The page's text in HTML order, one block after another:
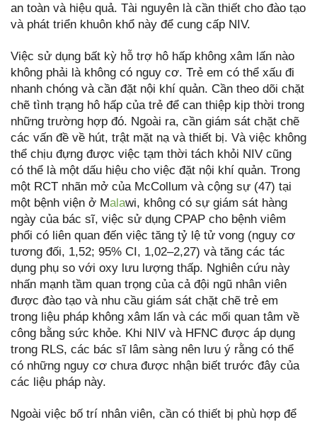
an toàn và hiệu quả. Tài nguyên là cần thiết cho đào tạo
và phát triển khuôn khổ này để cung cấp NIV.
Việc sử dụng bất kỳ hỗ trợ hô hấp không xâm lấn nào
không phải là không có nguy cơ. Trẻ em có thể xấu đi
nhanh chóng và cần đặt nội khí quản. Cần theo dõi chặt
chẽ tình trạng hô hấp của trẻ để can thiệp kịp thời trong
những trường hợp đó. Ngoài ra, cần giám sát chặt chẽ
các vấn đề về hút, trật mặt nạ và thiết bị. Và việc không
thể chịu đựng được việc tạm thời tách khỏi NIV cũng
có thể là một dấu hiệu cho việc đặt nội khí quản. Trong
một RCT nhãn mở của McCollum và cộng sự (47) tại
một bệnh viện ở Malawi, không có sự giám sát hàng
ngày của bác sĩ, việc sử dụng CPAP cho bệnh viêm
phổi có liên quan đến việc tăng tỷ lệ tử vong (nguy cơ
tương đối, 1,52; 95% CI, 1,02–2,27) và tăng các tác
dụng phụ so với oxy lưu lượng thấp. Nghiên cứu này
nhấn mạnh tầm quan trọng của cả đội ngũ nhân viên
được đào tạo và nhu cầu giám sát chặt chẽ trẻ em
trong liệu pháp không xâm lấn và các mối quan tâm về
công bằng sức khỏe. Khi NIV và HFNC được áp dụng
trong RLS, các bác sĩ lâm sàng nên lưu ý rằng có thể
có những nguy cơ chưa được nhận biết trước đây của
các liệu pháp này.
Ngoài việc bố trí nhân viên, cần có thiết bị phù hợp để